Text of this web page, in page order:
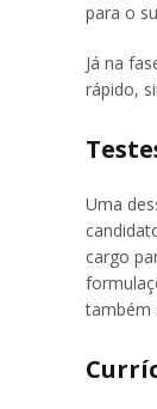
para o
Já na
rápido,
Uma
cargo
também